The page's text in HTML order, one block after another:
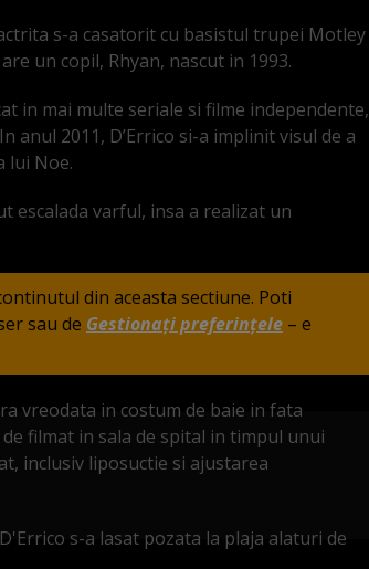
s-a casatorit cu basistul trupei Motley
un copil, Rhyan, nascut in 1993.
in mai multe seriale si filme independente,
anul 2011, D’Errico si-a implinit visul de a
lui Noe.
escalada varful, insa a realizat un
din aceasta sectiune. Poti
sau de Gestionați preferințele – e
vreodata in costum de baie in fata
filmat in sala de spital in timpul unui
inclusiv liposuctie si ajustarea
s-a lasat pozata la plaja alaturi de